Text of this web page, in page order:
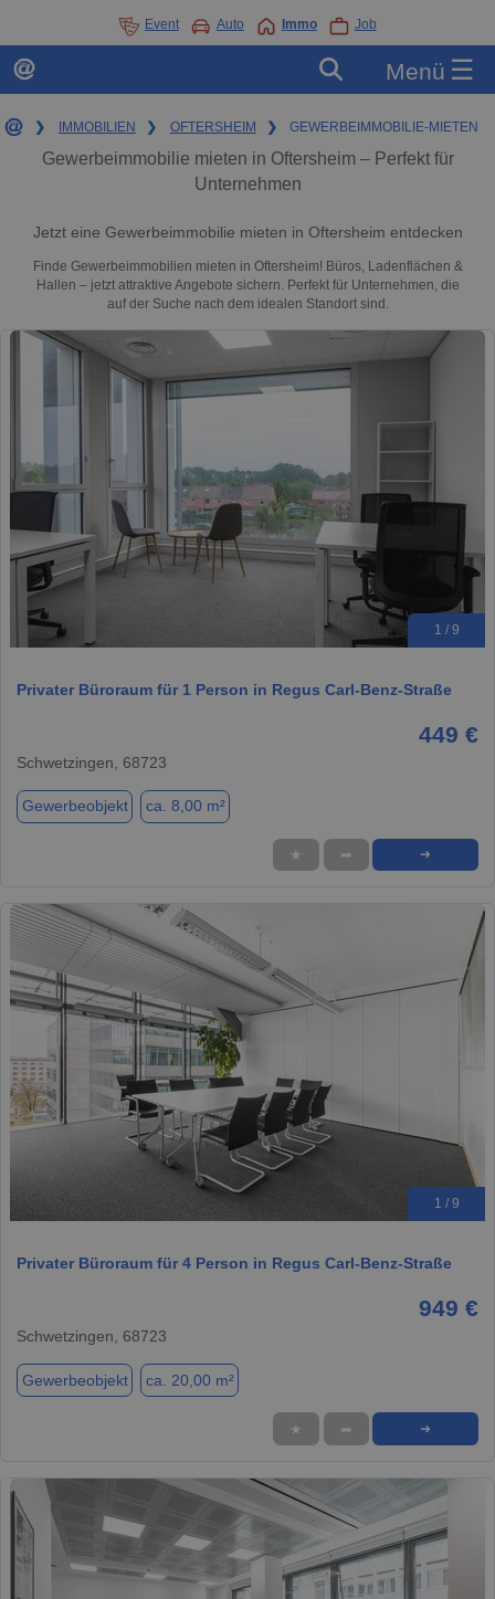
Event Auto Immo Job
Menü ☰
❯ IMMOBILIEN ❯ OFTERSHEIM ❯ GEWERBEIMMOBILIE-MIETEN
Gewerbeimmobilie mieten in Oftersheim – Perfekt für
Unternehmen
Jetzt eine Gewerbeimmobilie mieten in Oftersheim entdecken
Finde Gewerbeimmobilien mieten in Oftersheim! Büros, Ladenflächen &
Hallen – jetzt attraktive Angebote sichern. Perfekt für Unternehmen, die
auf der Suche nach dem idealen Standort sind.
1 / 9
Privater Büroraum für 1 Person in Regus Carl-Benz-Straße
449 €
Schwetzingen, 68723
Gewerbeobjekt ca. 8,00 m²
★ ➦ ➜
1 / 9
Privater Büroraum für 4 Person in Regus Carl-Benz-Straße
949 €
Schwetzingen, 68723
Gewerbeobjekt ca. 20,00 m²
★ ➦ ➜